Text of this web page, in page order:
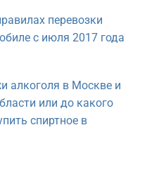
перевозки
с июля 2017 года
алкоголя в Москве и
или до какого
спиртное в